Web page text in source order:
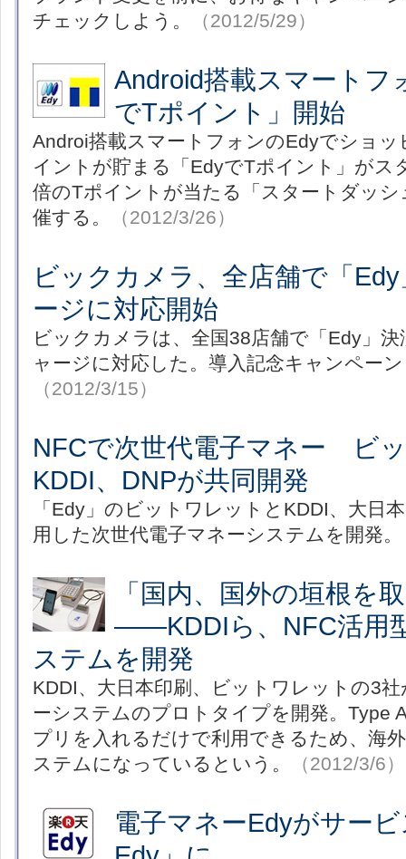
チェックしよう。
（2012/5/29）
Android搭載スマートフ
でTポイント」開始
Androi搭載スマートフォンのEdyでショ
イントが貯まる「EdyでTポイント」がス
倍のTポイントが当たる「スタートダッ
催する。
（2012/3/26）
ビックカメラ、全店舗で「
ージに対応開始
ビックカメラは、全国38店舗で「Edy」
ャージに対応した。導入記念キャンペー
（2012/3/15）
NFCで次世代電子マネー ビ
KDDI、DNPが共同開発
「Edy」のビットワレットとKDDI、大日
用した次世代電子マネーシステムを開発。
「国内、国外の垣根を
――KDDIら、NFC活用
ステムを開発
KDDI、大日本印刷、ビットワレットの3
ーシステムのプロトタイプを開発。Type
プリを入れるだけで利用できるため、海
ステムになっているという。
（2012/3/6）
電子マネーEdyがサー